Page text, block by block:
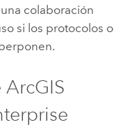
colaboración
si los protocolos o